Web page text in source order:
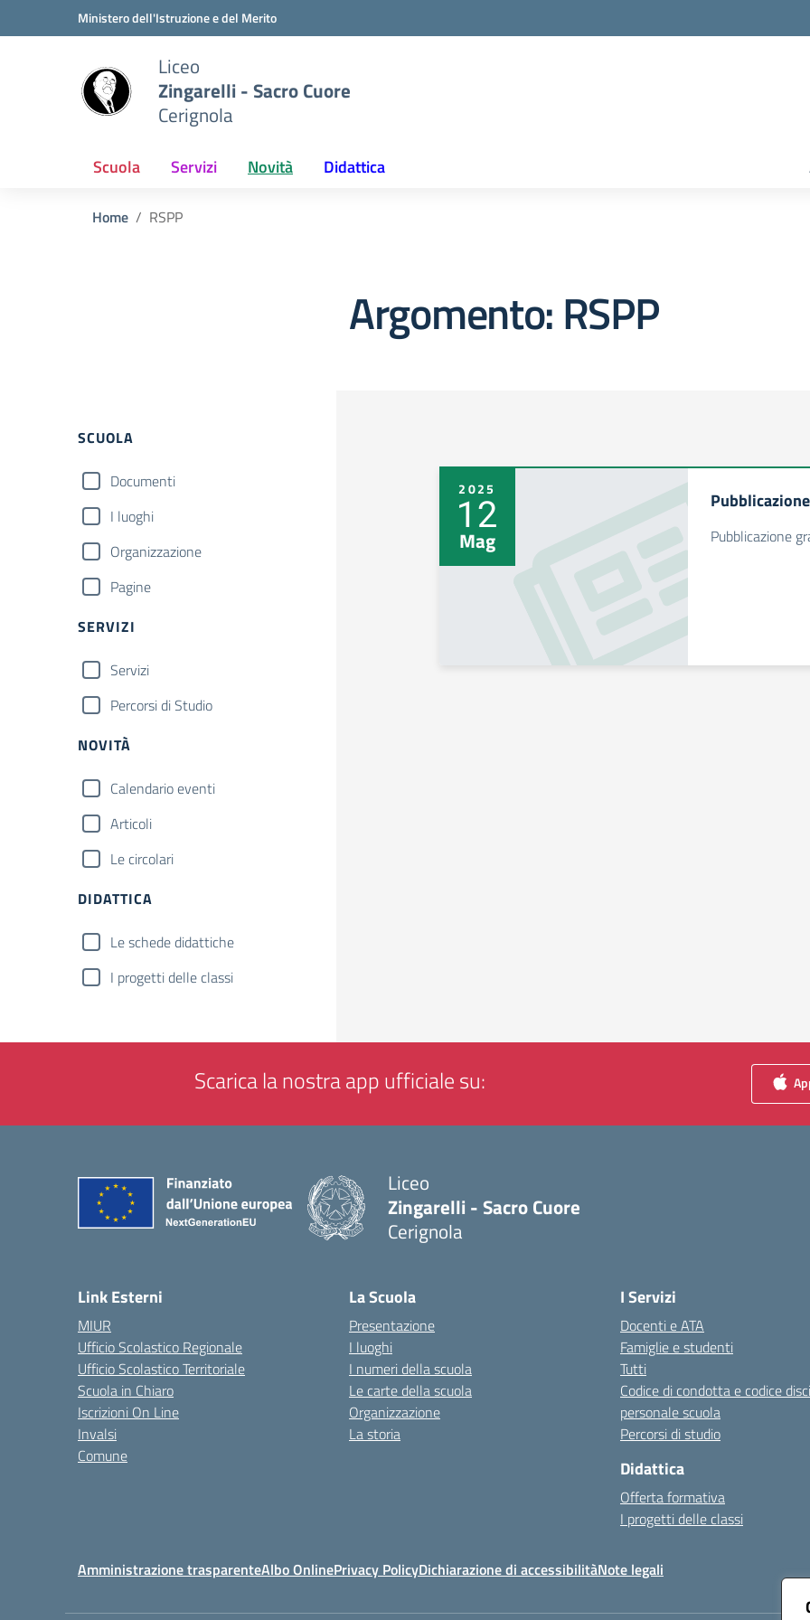
Vai ai contenuti
Vai al menu di navigazioneMinistero dell'Istruzione e del Merito
Liceo
Zingarelli - Sacro Cuore
Cerignola
Scuola Servizi Novità Didattica
Home RSPP
Argomento: RSPP
Filtri
SCUOLA
Documenti
I luoghi
Organizzazione
Pagine
SERVIZI
Servizi
Percorsi di Studio
NOVITÀ
Calendario eventi
Articoli
Le circolari
DIDATTICA
Le schede didattiche
I progetti delle classi
2025
12
Mag Pubblicazione
Scarica la nostra app ufficiale su:
Liceo
Zingarelli - Sacro Cuore
Cerignola
Link Esterni
MIUR
Ufficio Scolastico Regionale
Ufficio Scolastico Territoriale
Scuola in Chiaro
Iscrizioni On Line
Invalsi
Comune
La Scuola
Presentazione
I luoghi
I numeri della scuola
Le carte della scuola
Organizzazione
La storia
I Servizi
Docenti e ATA
Famiglie e studenti
Tutti
Codice di condotta e codice
personale scuola
Percorsi di studio
Didattica
Offerta formativa
I progetti delle classi
Amministrazione trasparenteAlbo OnlinePrivacy PolicyDichiarazione di accessibilitàNote legali